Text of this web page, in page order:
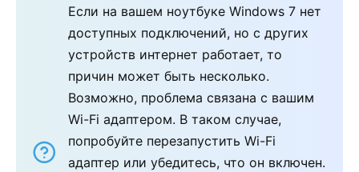
Если на вашем ноутбуке Windows 7 нет
доступных подключений, но с других
устройств интернет работает, то
причин может быть несколько.
Возможно, проблема связана с вашим
Wi-Fi адаптером. В таком случае,
попробуйте перезапустить Wi-Fi
адаптер или убедитесь, что он включен.